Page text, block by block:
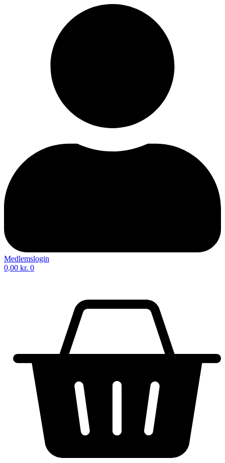
Medlemslogin
0,00 kr. 0